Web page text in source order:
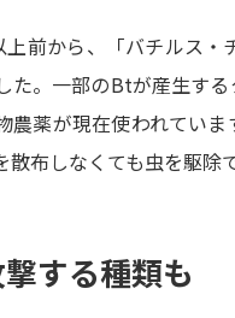
前から、「バチルス
た。一部のBtが産生す
農薬が現在使われてい
布しなくても虫を駆除
する種類も